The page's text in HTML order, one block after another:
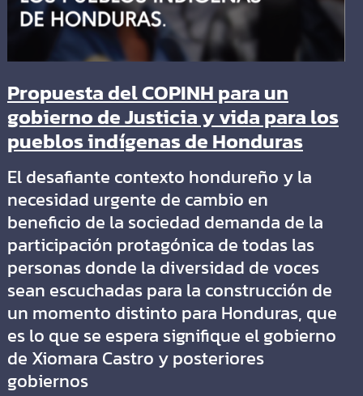
Propuesta del COPINH para un
gobierno de Justicia y vida para los
pueblos indígenas de Honduras
El desafiante contexto hondureño y la
necesidad urgente de cambio en
beneficio de la sociedad demanda de la
participación protagónica de todas las
personas donde la diversidad de voces
sean escuchadas para la construcción de
un momento distinto para Honduras, que
es lo que se espera signifique el gobierno
de Xiomara Castro y posteriores
gobiernos